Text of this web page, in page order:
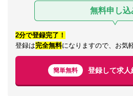
無料申し込
2分で登録完了！
登録は完全無料になりますので、お気
簡単無料 登録して求人